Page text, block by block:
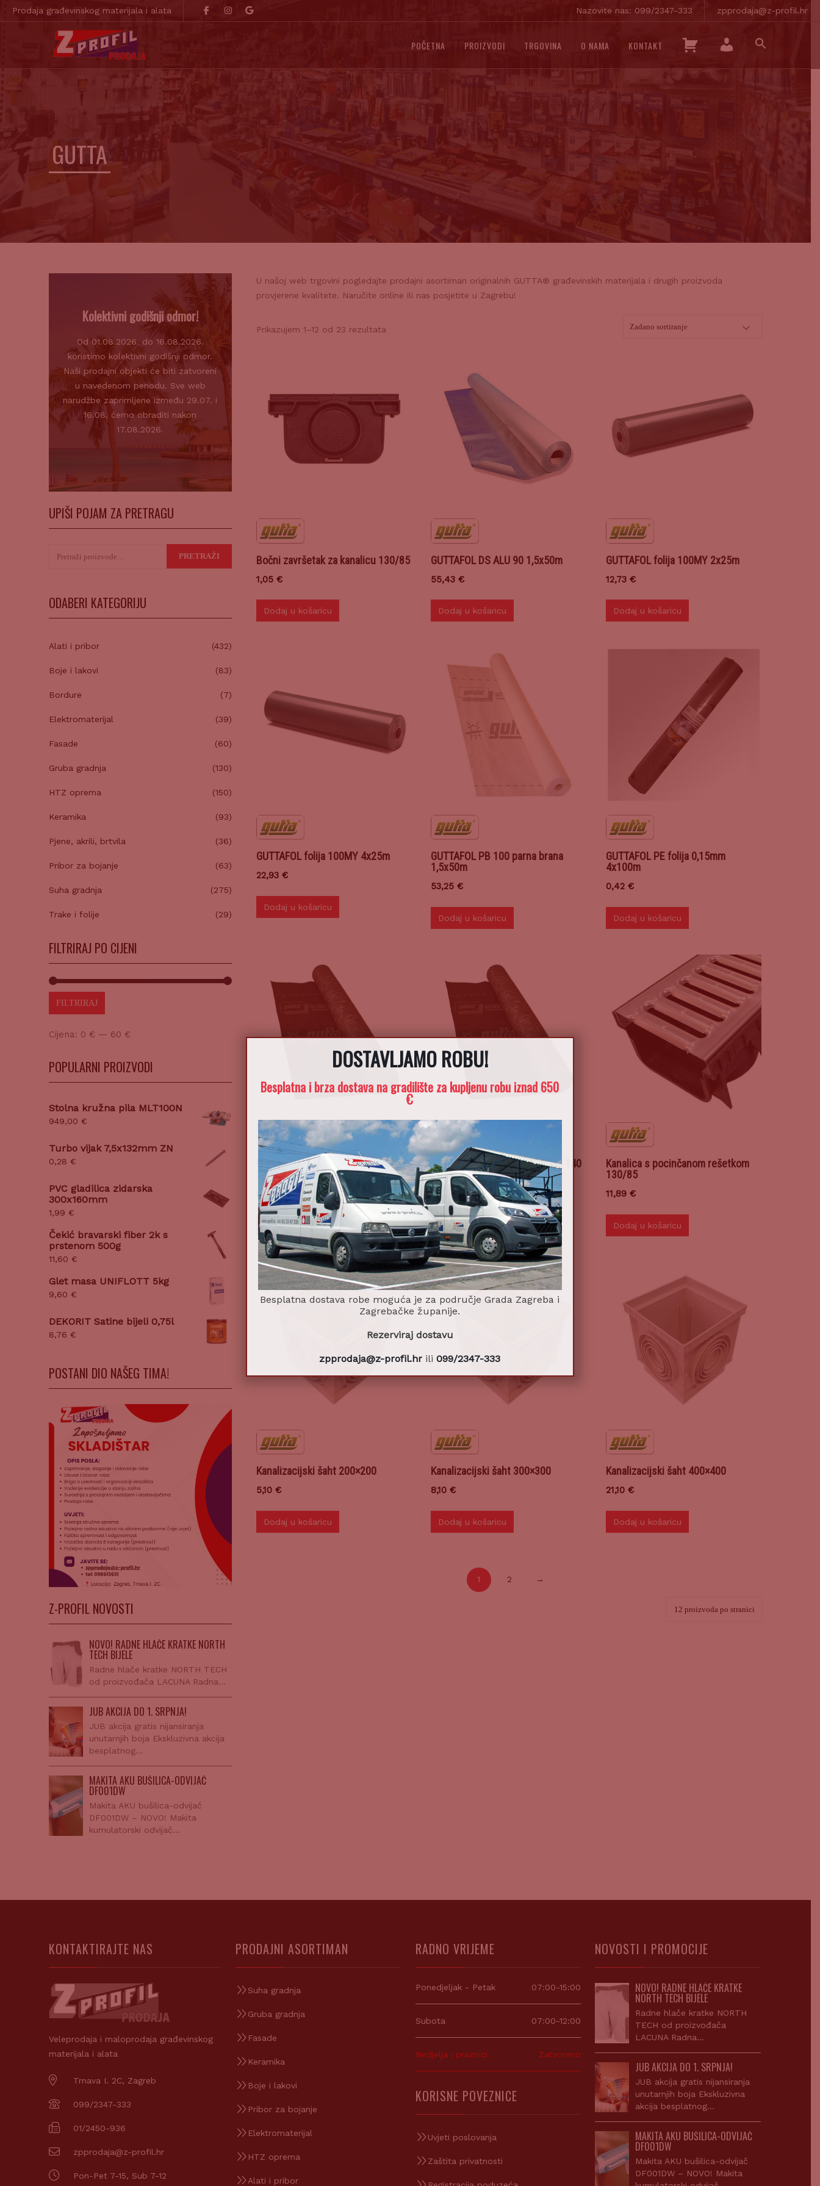
Prodaja građevinskog materijala i alata Nazovite nas: 099/2347-333 zpprodaja@z-profil.hr
POČETNA PROIZVODI TRGOVINA O NAMA KONTAKT
Š
O
GUTTA
U našoj web trgovini pogledajte prodajni asortiman originalnih GUTTA® građevinskih materijala i drugih proizvoda
provjerene kvalitete. Naručite online ili nas posjetite u Zagrebu!
Prikazujem 1–12 od 23 rezultata
Bočni završetak za kanalicu 130/85
1,05 €
Dodaj u košaricu
GUTTAFOL DS ALU 90 1,5x50m
55,43€
Dodaj u košaricu
GUTTAFOL folija 100MY 2x25m
12,73 €
Dodaj u košaricu
GUTTAFOL folija 100MY 4x25m
22,93 €
Dodaj u košaricu
GUTTAFOL PB 100 parna brana
1,5x50m
53,25€
Dodaj u košaricu
GUTTAFOL PE folija 0,15mm
4x100m
0,42 €
Dodaj u košaricu
GUTTAFOL podkrovna folija PP 140
20m
0,94€
Dodaj u košaricu
GUTTAFOL podkrovna folija PP 140
50m
0,87€
Dodaj u košaricu
Kanalica s pocinčanom rešetkom
130/85
11,89 €
Dodaj u košaricu
Kanalizacijski šaht 200×200
5,10 €
Dodaj u košaricu
Kanalizacijski šaht 300×300
8,10€
Dodaj u košaricu
Kanalizacijski šaht 400×400
21,10 €
Dodaj u košaricu
1 2 →
Kolektivni godišnji odmor!
Od 01.08.2026. do 16.08.2026.
koristimo kolektivni godišnji odmor.
Naši prodajni objekti će biti zatvoreni
u navedenom periodu. Sve web
narudžbe zaprimljene između 29.07. i
16.08. ćemo obraditi nakon
17.08.2026.
UPIŠI POJAM ZA PRETRAGU
PRETRAŽI
ODABERI KATEGORIJU
Alati i pribor (432)
Boje i lakovi (83)
Bordure (7)
Elektromaterijal (39)
Fasade (60)
Gruba gradnja (130)
HTZ oprema (150)
Keramika (93)
Pjene, akrili, brtvila (36)
Pribor za bojanje (63)
Suha gradnja (275)
Trake i folije (29)
FILTRIRAJ PO CIJENI
FILTRIRAJ
Cijena: 0 € — 60 €
POPULARNI PROIZVODI
Stolna kružna pila MLT100N
949,00 €
Turbo vijak 7,5x132mm ZN
0,28 €
PVC gladilica zidarska
300x160mm
1,99 €
Čekić bravarski fiber 2k s
prstenom 500g
11,60 €
Glet masa UNIFLOTT 5kg
9,60 €
DEKORIT Satine bijeli 0,75l
8,76 €
POSTANI DIO NAŠEG TIMA!
Z-PROFIL NOVOSTI
NOVO! RADNE HLAČE KRATKE NORTH
TECH BIJELE
Radne hlače kratke NORTH TECH
od proizvođača LACUNA Radna…
JUB AKCIJA DO 1. SRPNJA!
JUB akcija gratis nijansiranja
unutarnjih boja Ekskluzivna akcija
besplatnog…
MAKITA AKU BUŠILICA-ODVIJAČ
DF001DW
Makita AKU bušilica-odvijač
DF001DW – NOVO! Makita
kumulatorski odvijač…
KONTAKTIRAJTE NAS
Veleprodaja i maloprodaja građevinskog
materijala i alata
Trnava I. 2C, Zagreb
099/2347-333
01/2450-936
zpprodaja@z-profil.hr
Pon-Pet 7-15, Sub 7-12
PRODAJNI ASORTIMAN
Suha gradnja
Gruba gradnja
Fasade
Keramika
Boje i lakovi
Pribor za bojanje
Elektromaterijal
HTZ oprema
Alati i pribor
RADNO VRIJEME
Ponedjeljak - Petak 07:00-15:00
Subota 07:00-12:00
Nedjelja i praznici Zatvoreno
KORISNE POVEZNICE
Uvjeti poslovanja
Zaštita privatnosti
NOVOSTI I PROMOCIJE
NOVO! RADNE HLAČE KRATKE
NORTH TECH BIJELE
Radne hlače kratke NORTH
TECH od proizvođača
LACUNA Radna…
JUB AKCIJA DO 1. SRPNJA!
JUB akcija gratis nijansiranja
unutarnjih boja Ekskluzivna
akcija besplatnog…
MAKITA AKU BUŠILICA-ODVIJAČ
DF001DW
Makita AKU bušilica-odvijač
DF001DW – NOVO! Makita
DOSTAVLJAMO ROBU!
Besplatna i brza dostava na gradilište za kupljenu robu iznad 650
€
Besplatna dostava robe moguća je za područje Grada Zagreba i
Zagrebačke županije.
Rezerviraj dostavu
zpprodaja@z-profil.hr ili099/2347-333